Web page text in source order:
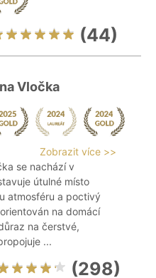
(44)
Vločka
Zobrazit více >>
se nachází v
útulné místo
atmosféru a poctivý
na domácí
na čerstvé,
...
(298)